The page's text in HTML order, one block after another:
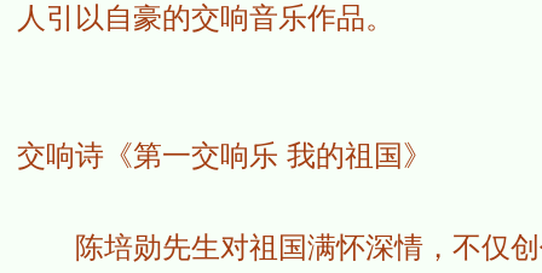
人引以自豪的交响音乐作品。
交响诗《第一交响乐 我的祖国》
陈培勋先生对祖国满怀深情，不仅创